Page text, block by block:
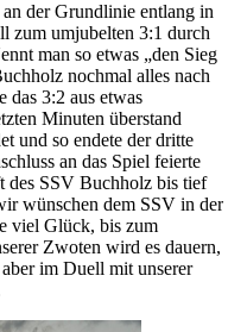
der Grundlinie entlang in
zum umjubelten 3:1 durch
man so etwas „den Sieg
nochmal alles nach
das 3:2 aus etwas
Minuten überstand
und so endete der dritte
an das Spiel feierte
des SSV Buchholz bis tief
wünschen dem SSV in der
viel Glück, bis zum
Zwoten wird es dauern,
im Duell mit unserer